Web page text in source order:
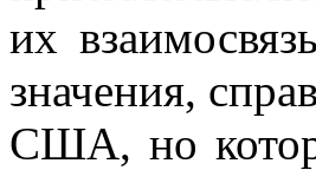
их
значения,
США, но